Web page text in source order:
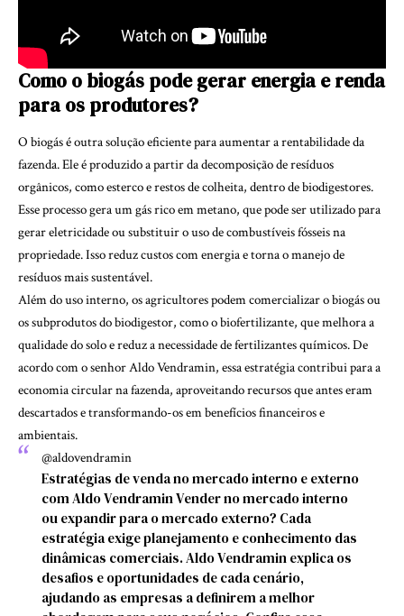
Como o biogás pode gerar energia e renda
para os produtores?
O biogás é outra solução eficiente para aumentar a rentabilidade da
fazenda. Ele é produzido a partir da decomposição de resíduos
orgânicos, como esterco e restos de colheita, dentro de biodigestores.
Esse processo gera um gás rico em metano, que pode ser utilizado para
gerar eletricidade ou substituir o uso de combustíveis fósseis na
propriedade. Isso reduz custos com energia e torna o manejo de
resíduos mais sustentável.
Além do uso interno, os agricultores podem comercializar o biogás ou
os subprodutos do biodigestor, como o biofertilizante, que melhora a
qualidade do solo e reduz a necessidade de fertilizantes químicos. De
acordo com o senhor Aldo Vendramin, essa estratégia contribui para a
economia circular na fazenda, aproveitando recursos que antes eram
descartados e transformando-os em benefícios financeiros e
ambientais.
@aldovendramin
Estratégias de venda no mercado interno e externo
com Aldo Vendramin Vender no mercado interno
ou expandir para o mercado externo? Cada
estratégia exige planejamento e conhecimento das
dinâmicas comerciais. Aldo Vendramin explica os
desafios e oportunidades de cada cenário,
ajudando as empresas a definirem a melhor